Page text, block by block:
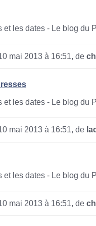
et les dates - Le blog du
mai 2013 à 16:51, de
et les dates - Le blog du
mai 2013 à 16:51, de
et les dates - Le blog du
mai 2013 à 16:51, de